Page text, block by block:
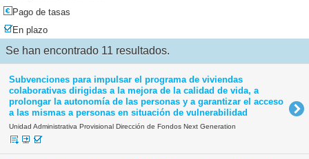
Pago de tasas
En plazo
Se han encontrado 11 resultados.
Subvenciones para impulsar el programa de viviendas
colaborativas dirigidas a la mejora de la calidad de vida, a
prolongar la autonomía de las personas y a garantizar el acceso
a las mismas a personas en situación de vulnerabilidad
Unidad Administrativa Provisional Dirección de Fondos Next Generation